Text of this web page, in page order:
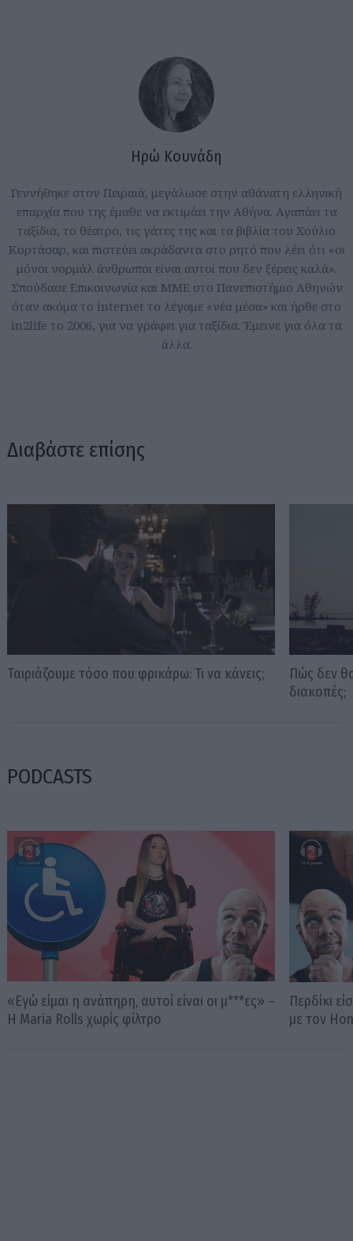
Ηρώ Κουνάδη
Γεννήθηκε στον Πειραιά, μεγάλωσε στην αθάνατη ελληνική
επαρχία που της έμαθε να εκτιμάει την Αθήνα. Αγαπάει τα
ταξίδια, το θέατρο, τις γάτες της και τα βιβλία του Χούλιο
Κορτάσαρ, και πιστεύει ακράδαντα στο ρητό που λέει ότι «οι
μόνοι νορμάλ άνθρωποι είναι αυτοί που δεν ξέρεις καλά».
Σπούδασε Επικοινωνία και ΜΜΕ στο Πανεπιστήμιο Αθηνών
όταν ακόμα το internet το λέγαμε «νέα μέσα» και ήρθε στο
in2life το 2006, για να γράφει για ταξίδια. Έμεινε για όλα τα
άλλα.
Διαβάστε επίσης
Ταιριάζουμε τόσο που φρικάρω: Τι να κάνεις;
Πώς δεν
διακοπές;
PODCASTS
«Εγώ είμαι η ανάπηρη, αυτοί είναι οι μ***ες» –
Η Maria Rolls χωρίς φίλτρο
Περδίκι
με τον